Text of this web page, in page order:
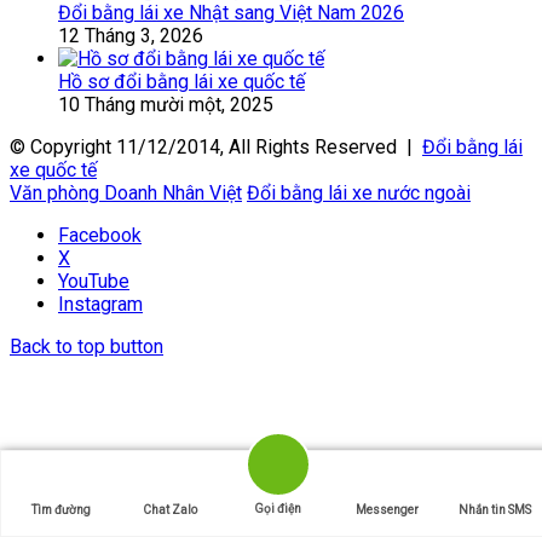
Đổi bằng lái xe Nhật sang Việt Nam 2026
12 Tháng 3, 2026
Hồ sơ đổi bằng lái xe quốc tế
10 Tháng mười một, 2025
© Copyright 11/12/2014, All Rights Reserved | Đổi bằng lái
xe quốc tế
Văn phòng Doanh Nhân Việt Đổi bằng lái xe nước ngoài
Facebook
X
YouTube
Instagram
Back to top button
Tìm đường Chat Zalo Gọi điện Messenger Nhắn tin SMS